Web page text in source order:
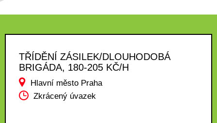
TŘÍDĚNÍ ZÁSILEK/DLOUHODOBÁ
BRIGÁDA, 180-205 KČ/H
Hlavní město Praha
Zkrácený úvazek